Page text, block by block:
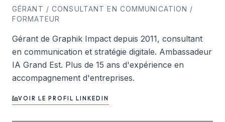
GÉRANT / CONSULTANT EN COMMUNICATION /
FORMATEUR
Gérant de Graphik Impact depuis 2011, consultant
en communication et stratégie digitale. Ambassadeur
IA Grand Est. Plus de 15 ans d'expérience en
accompagnement d'entreprises.
VOIR LE PROFIL LINKEDIN